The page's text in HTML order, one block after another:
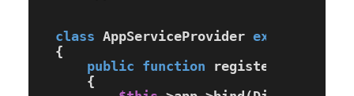
class AppServiceProvider extends
{
public
function register
{